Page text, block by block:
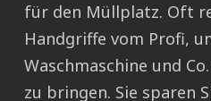
für den Müllplatz. Oft
Handgriffe vom Profi,
Waschmaschine und
zu bringen. Sie sparen